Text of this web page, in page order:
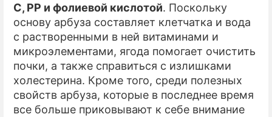
C, PP и фолиевой кислотой. Поскольку
основу арбуза составляет клетчатка и вода
с растворенными в ней витаминами и
микроэлементами, ягода помогает очистить
почки, а также справиться с излишками
холестерина. Кроме того, среди полезных
свойств арбуза, которые в последнее время
все больше приковывают к себе внимание